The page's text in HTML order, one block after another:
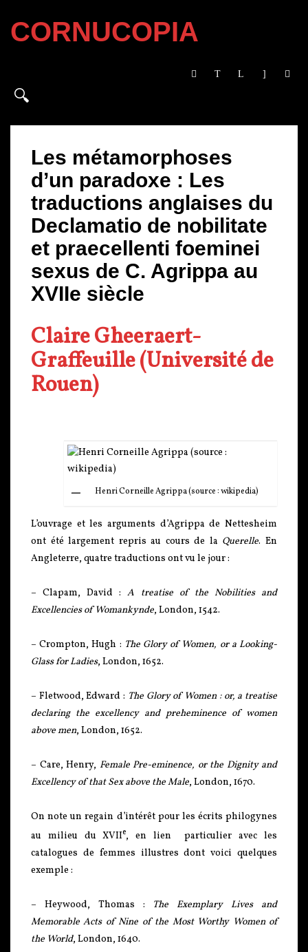
CORNUCOPIA
Les métamorphoses
d’un paradoxe : Les
traductions anglaises du
Declamatio de nobilitate
et praecellenti foeminei
sexus de C. Agrippa au
XVIIe siècle
Claire Gheeraert-
Graffeuille (Université de
Rouen)
Henri Corneille Agrippa (source : wikipedia)
L’ouvrage et les arguments d’Agrippa de Nettesheim
ont été largement repris au cours de la Querelle. En
Angleterre, quatre traductions ont vu le jour :
– Clapam, David :A treatise of the Nobilities and
Excellencies of Womankynde, London, 1542.
– Crompton, Hugh : The Glory of Women, or a Looking-
Glass for Ladies, London, 1652.
– Fletwood, Edward : The Glory of Women : or, a treatise
declaring the excellency and preheminence of women
above men, London, 1652.
– Care, Henry, Female Pre-eminence, or the Dignity and
Excellency of that Sex above the Male, London, 1670.
On note un regain d’intérêt pour les écrits philogynes
au milieu du XVIIe, en lien particulier avec les
catalogues de femmes illustres dont voici quelques
exemple :
– Heywood, Thomas : The Exemplary Lives and
Memorable Acts of Nine of the Most Worthy Women of
the World, London, 1640.